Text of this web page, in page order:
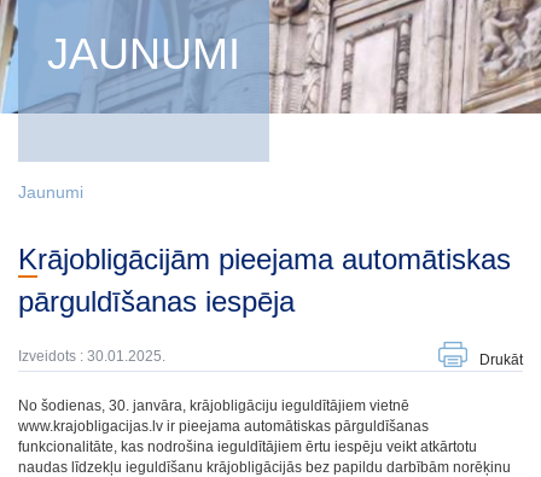
JAUNUMI
Jaunumi
Krājobligācijām pieejama automātiskas
pārguldīšanas iespēja
Izveidots : 30.01.2025. Drukāt
No šodienas, 30. janvāra, krājobligāciju ieguldītājiem vietnē
www.krajobligacijas.lv ir pieejama automātiskas pārguldīšanas
funkcionalitāte, kas nodrošina ieguldītājiem ērtu iespēju veikt atkārtotu
naudas līdzekļu ieguldīšanu krājobligācijās bez papildu darbībām norēķinu